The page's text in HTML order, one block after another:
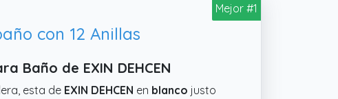
Mejor #1
con 12 Anillas
Baño de EXIN DEHCEN
esta de EXIN DEHCEN en blanco justo